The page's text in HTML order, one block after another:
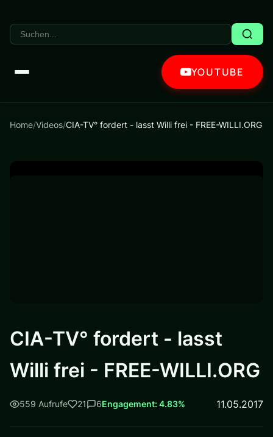
YOUTUBE
Home/Videos/CIA-TV° fordert - lasst Willi frei - FREE-WILLI.ORG
CIA-TV° fordert - lasst
Willi frei - FREE-WILLI.ORG
559 Aufrufe 21 6Engagement: 4.83% 11.05.2017